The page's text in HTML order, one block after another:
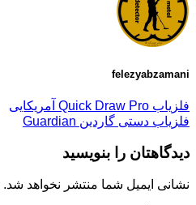
felezyabzamani
فلزیاب Quick Draw Pro آمریکایی
فلزیاب دستی گاردین Guardian
دیدگاهتان را بنویسید
نشانی ایمیل شما منتشر نخواهد شد.